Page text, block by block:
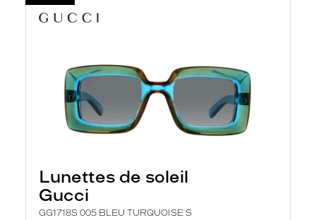
Lunettes de soleil
Gucci
GG1718S 005 BLEU TURQUOISE S